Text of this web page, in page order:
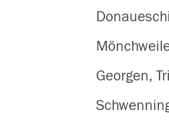
Georgen,